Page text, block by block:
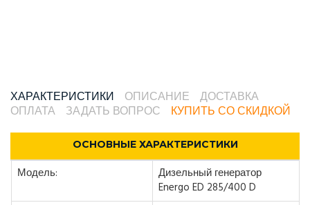
ХАРАКТЕРИСТИКИ ОПИСАНИЕ
ДОСТАВКА
ОПЛАТА
ЗАДАТЬ ВОПРОС КУПИТЬ СО СКИДКОЙ
ОСНОВНЫЕ ХАРАКТЕРИСТИКИ
Модель:
Дизельный генератор
Energo ED 285/400 D